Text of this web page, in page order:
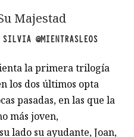
Majestad
SILVIA @MIENTRASLEOS
la primera trilogía
los dos últimos opta
pasadas, en las que la
más joven,
lado su ayudante, Joan,